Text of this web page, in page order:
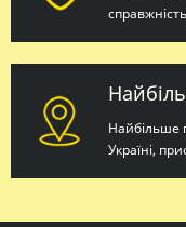
Найбільше
Україні,